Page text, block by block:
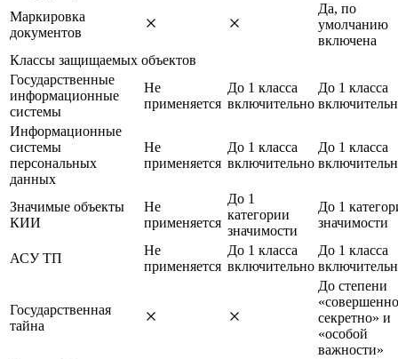
Маркировка
документов
Да, по
умолчанию
включена
Классы защищаемых объектов
Государственные
информационные
системы
Не
применяется
До 1 класса
включительно
До 1 класса
Информационные
системы
персональных
данных
Не
применяется
До 1 класса
включительно
До 1 класса
Значимые объекты
КИИ
Не
применяется
До 1
категории
значимости
До 1
значимости
АСУ ТП
Не
применяется
До 1 класса
включительно
До 1 класса
Государственная
тайна
До степени
«совершенно
секретно» и
«особой
важности»